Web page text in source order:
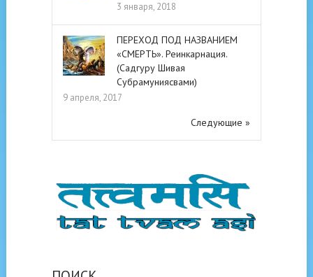
3 января, 2018
ПЕРЕХОД ПОД НАЗВАНИЕМ
«СМЕРТЬ». Реинкарнация.
(Садгуру Шивая
Субрамуниясвами)
9 апреля, 2017
Следующие »